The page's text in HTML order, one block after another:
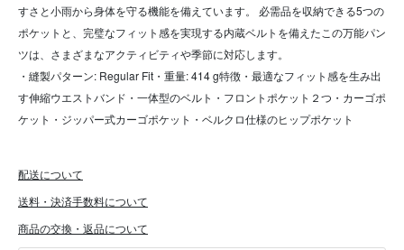
すさと小雨から身体を守る機能を備えています。 必需品を収納できる5つの
ポケットと、完璧なフィット感を実現する内蔵ベルトを備えたこの万能パン
ツは、さまざまなアクティビティや季節に対応します。
・縫製パターン: Regular Fit・重量: 414 g特徴・最適なフィット感を生み出
す伸縮ウエストバンド・一体型のベルト・フロントポケット２つ・カーゴポ
ケット・ジッパー式カーゴポケット・ベルクロ仕様のヒップポケット
配送について
送料・決済手数料について
商品の交換・返品について